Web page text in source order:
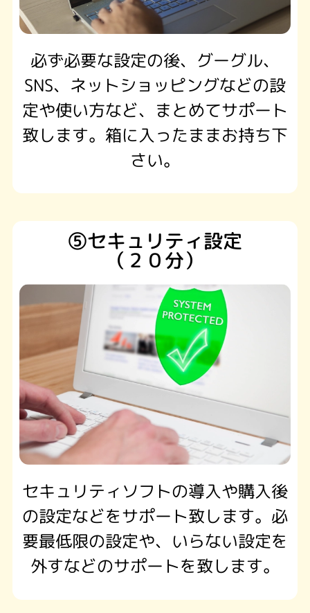
必ず必要な設定の後、グーグル、
SNS、ネットショッピングなどの設
定や使い方など、まとめてサポート
致します。箱に入ったままお持ち下
さい。
⑤セキュリティ設定
（２０分）
セキュリティソフトの導入や購入後
の設定などをサポート致します。必
要最低限の設定や、いらない設定を
外すなどのサポートを致します。